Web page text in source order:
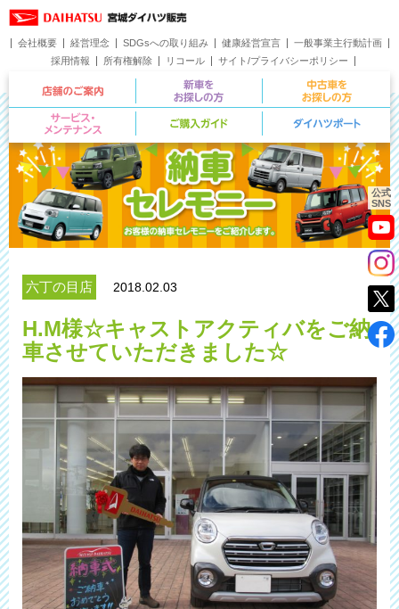
公式
SNS
会社概要 経営理念 SDGsへの取り組み 健康経営宣言
一般事業主行動計画
採用情報
所有権解除 リコール
サイト/プライバシーポリシー
お問い合わせ
店舗のご案内 新車をお探しの方
サービス・メンテナンス ご購入ガイド
六丁の目店 2018.02.03
H.M様☆キャストアクティバをご納
車させていただきました☆